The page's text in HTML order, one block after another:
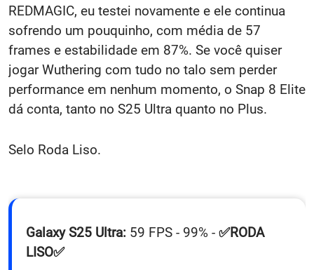
REDMAGIC, eu testei novamente e ele continua
sofrendo um pouquinho, com média de 57
frames e estabilidade em 87%. Se você quiser
jogar Wuthering com tudo no talo sem perder
performance em nenhum momento, o Snap 8 Elite
dá conta, tanto no S25 Ultra quanto no Plus.
Selo Roda Liso.
Galaxy S25 Ultra: 59 FPS - 99% - ✅RODA
LISO✅